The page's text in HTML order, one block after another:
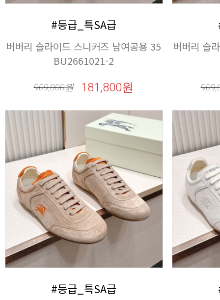
#등급_특SA급
BU2661021-2
909,000원 181,800원
#등급_특SA급